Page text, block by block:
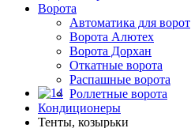
Ворота
Автоматика для ворот
Ворота Алютех
Ворота Дорхан
Откатные ворота
Распашные ворота
Роллетные ворота
Кондиционеры
Тенты, козырьки